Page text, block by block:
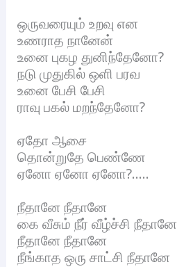
ஒருவரையும் உறவு என
உணராத நானேன்
உனை புகழ துனிந்தேனோ?
நடு முதுகில் ஒளி பரவ
உனை பேசி பேசி
ராவு பகல் மறந்தேனோ?
ஏதோ ஆசை
தொன்றுதே பெண்ணே
ஏனோ ஏனோ ஏனோ?…..
நீதானே நீதானே
கை வீசும் நீர் வீழ்ச்சி நீதானே
நீதானே நீதானே
நீங்காத ஒரு சாட்சி நீதானே